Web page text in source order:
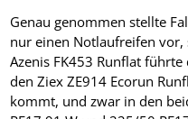
Genau genommen stellte
nur einen Notlaufreifen vor,
Azenis FK453 Runflat
den Ziex ZE914 Ecorun
kommt, und zwar in den